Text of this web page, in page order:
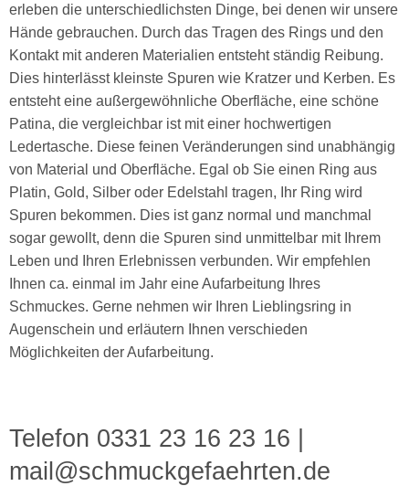
erleben die unterschiedlichsten Dinge, bei denen wir unsere
Hände gebrauchen. Durch das Tragen des Rings und den
Kontakt mit anderen Materialien entsteht ständig Reibung.
Dies hinterlässt kleinste Spuren wie Kratzer und Kerben. Es
entsteht eine außergewöhnliche Oberfläche, eine schöne
Patina, die vergleichbar ist mit einer hochwertigen
Ledertasche. Diese feinen Veränderungen sind unabhängig
von Material und Oberfläche. Egal ob Sie einen Ring aus
Platin, Gold, Silber oder Edelstahl tragen, Ihr Ring wird
Spuren bekommen. Dies ist ganz normal und manchmal
sogar gewollt, denn die Spuren sind unmittelbar mit Ihrem
Leben und Ihren Erlebnissen verbunden. Wir empfehlen
Ihnen ca. einmal im Jahr eine Aufarbeitung Ihres
Schmuckes. Gerne nehmen wir Ihren Lieblingsring in
Augenschein und erläutern Ihnen verschieden
Möglichkeiten der Aufarbeitung.
Telefon 0331 23 16 23 16
mail@schmuckgefaehrten.de